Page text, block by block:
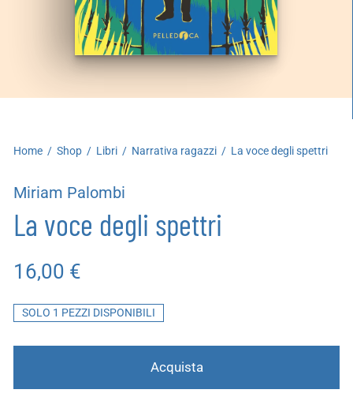
Home / Shop / Libri / Narrativa ragazzi / La voce degli spettri
Miriam Palombi
La voce degli spettri
16,00 €
SOLO 1 PEZZI DISPONIBILI
Acquista